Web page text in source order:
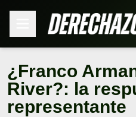
¿Franco
River?: la
representante